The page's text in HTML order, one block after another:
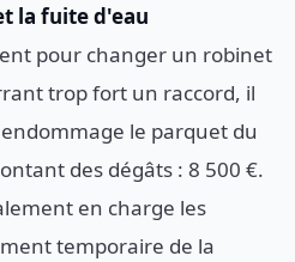
la fuite d'eau
pour changer un robinet
trop fort un raccord, il
le parquet du
des dégâts : 8 500 €.
en charge les
temporaire de la